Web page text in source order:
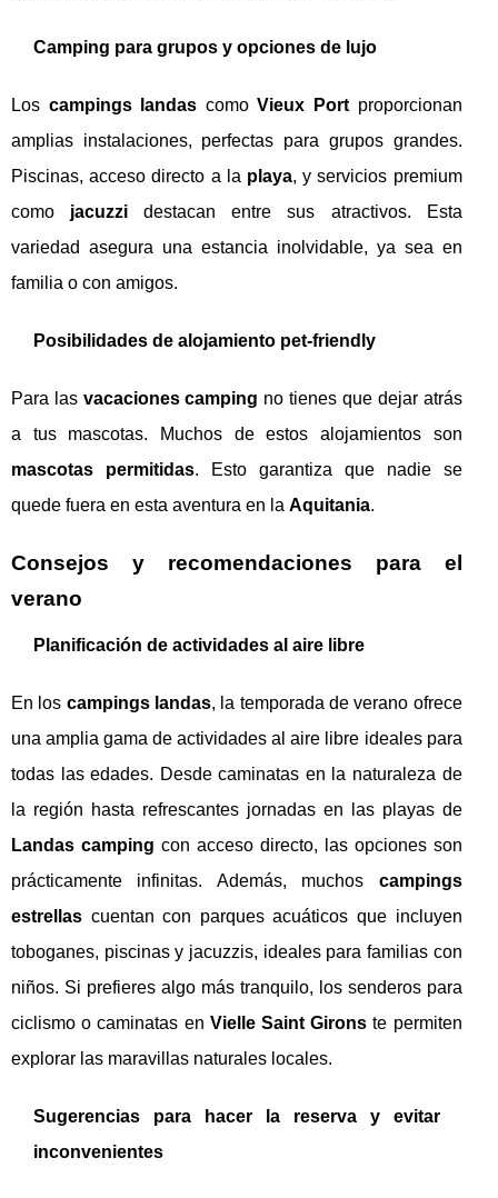
Camping para grupos y opciones de lujo
Los campings landas comoVieux Port proporcionan
amplias instalaciones, perfectas para grupos grandes.
Piscinas, acceso directo a la playa, y servicios premium
como jacuzzi destacan entre sus atractivos. Esta
variedad asegura una estancia inolvidable, ya sea en
familia o con amigos.
Posibilidades de alojamiento pet-friendly
Para las vacaciones camping no tienes que dejar atrás
a tus mascotas. Muchos de estos alojamientos son
mascotas permitidas. Esto garantiza que nadie se
quede fuera en esta aventura en la Aquitania.
Consejos y recomendaciones para el
verano
Planificación de actividades al aire libre
En los campings landas, la temporada de verano ofrece
una amplia gama de actividades al aire libre ideales para
todas las edades. Desde caminatas en la naturaleza de
la región hasta refrescantes jornadas en las playas de
Landas camping con acceso directo, las opciones son
prácticamente infinitas. Además, muchos campings
estrellas cuentan con parques acuáticos que incluyen
toboganes, piscinas y jacuzzis, ideales para familias con
niños. Si prefieres algo más tranquilo, los senderos para
ciclismo o caminatas en Vielle Saint Girons te permiten
explorar las maravillas naturales locales.
Sugerencias para hacer la reserva y evitar
inconvenientes